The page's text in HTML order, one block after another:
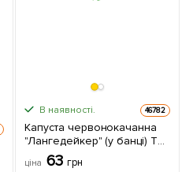
В наявності. 46782
Капуста червонокачанна
"Лангедейкер" (у банці) ТМ
"Весна Органік" 5г
ціна 63 грн